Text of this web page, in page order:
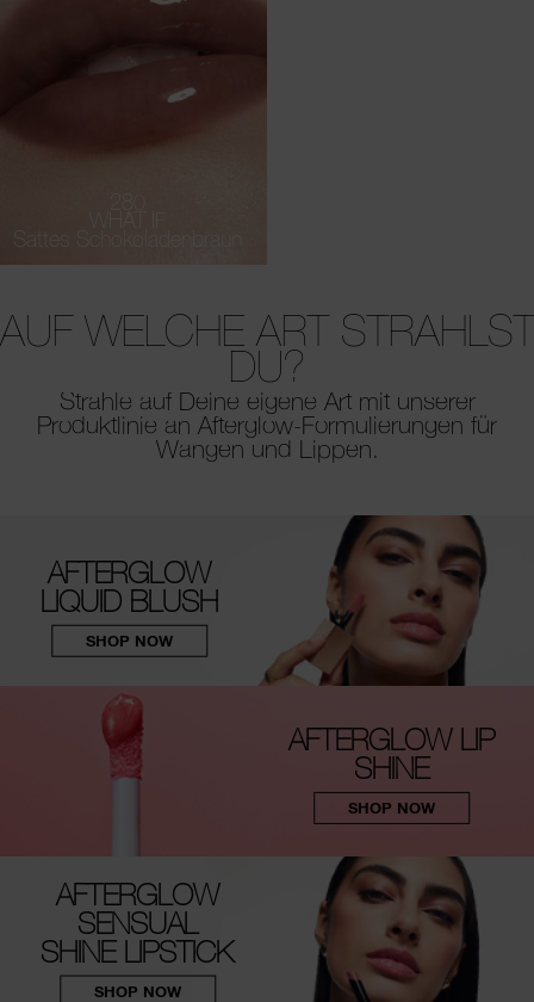
WHAT IF
Sattes Schokoladenbraun
AUF WELCHE ART STRAHLST
DU?
Strahle auf Deine eigene Art mit unserer
Produktlinie an Afterglow-Formulierungen für
Wangen und Lippen.
AFTERGLOW
LIQUID BLUSH
SHOP NOW
AFTERGLOW LIP
SHINE
SHOP NOW
AFTERGLOW
SENSUAL
SHINE LIPSTICK
SHOP NOW